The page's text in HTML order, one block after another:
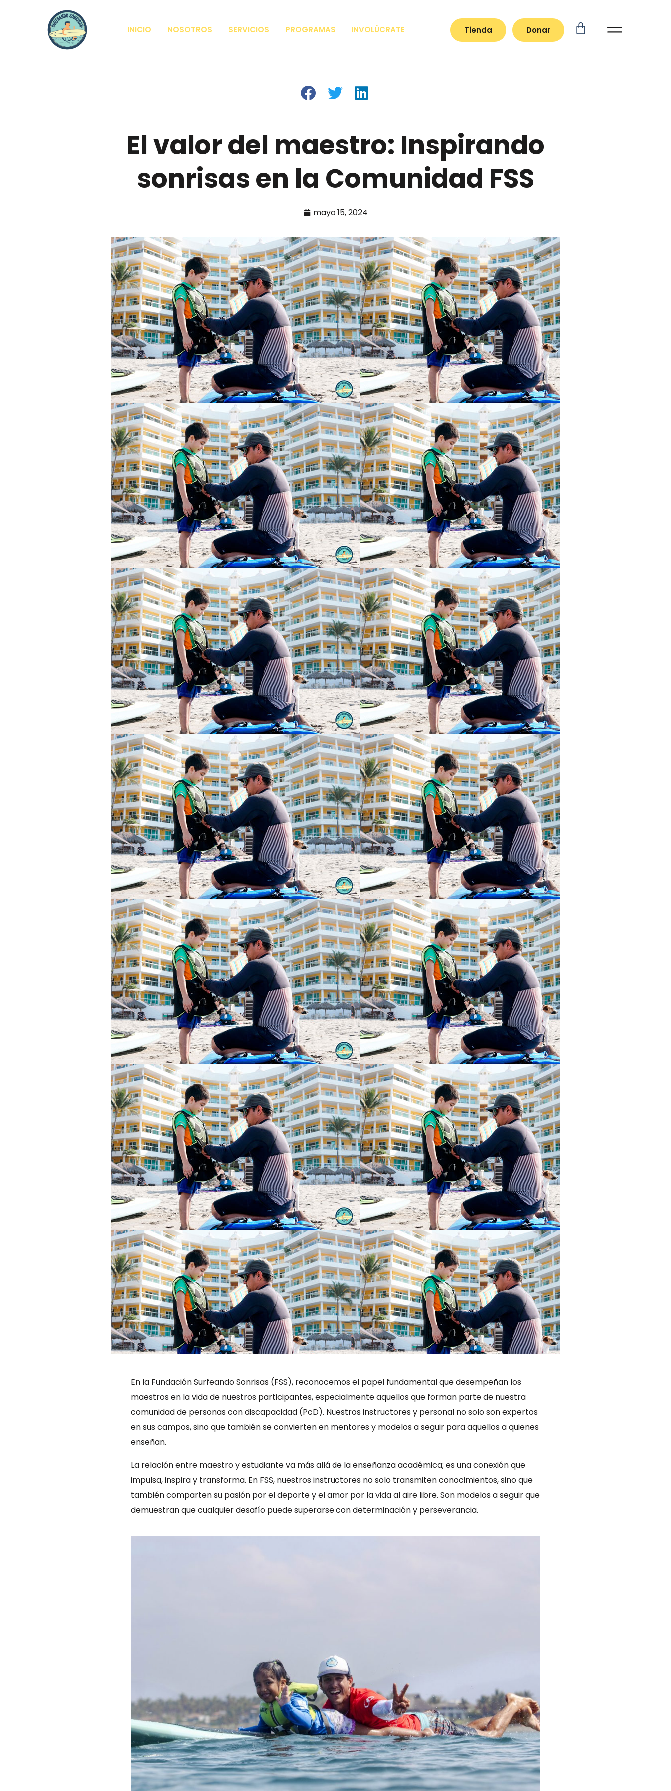
INICIO NOSOTROS SERVICIOS PROGRAMAS INVOLÚCRATE Tienda Donar
El valor del maestro: Inspirando
sonrisas en la Comunidad FSS
mayo 15, 2024
En la Fundación Surfeando Sonrisas (FSS), reconocemos el papel fundamental que desempeñan los
maestros en la vida de nuestros participantes, especialmente aquellos que forman parte de nuestra
comunidad de personas con discapacidad (PcD). Nuestros instructores y personal no solo son expertos
en sus campos, sino que también se convierten en mentores y modelos a seguir para aquellos a quienes
enseñan.
La relación entre maestro y estudiante va más allá de la enseñanza académica; es una conexión que
impulsa, inspira y transforma. En FSS, nuestros instructores no solo transmiten conocimientos, sino que
también comparten su pasión por el deporte y el amor por la vida al aire libre. Son modelos a seguir que
demuestran que cualquier desafío puede superarse con determinación y perseverancia.